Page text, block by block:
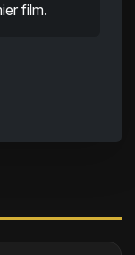
film.